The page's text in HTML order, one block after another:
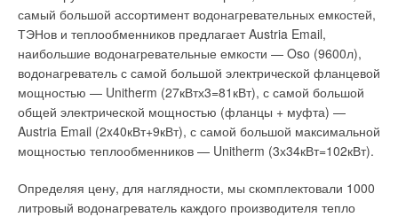
самый большой ассортимент водонагревательных емкостей,
ТЭНов и теплообменников предлагает Austria Email,
наибольшие водонагревательные емкости — Oso (9600л),
водонагреватель с самой большой электрической фланцевой
мощностью — Unitherm (27кВтх3=81кВт), с самой большой
общей электрической мощностью (фланцы + муфта) —
Austria Email (2x40кВт+9кВт), с самой большой максимальной
мощностью теплообменников — Unitherm (3х34кВт=102кВт).
Определяя цену, для наглядности, мы скомплектовали 1000
литровый водонагреватель каждого производителя тепло